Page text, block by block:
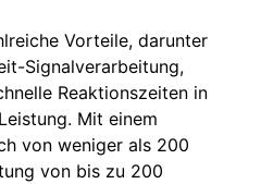
Vorteile, darunter
Signalverarbeitung,
Reaktionszeiten in
Mit einem
von weniger als 200
von bis zu 200